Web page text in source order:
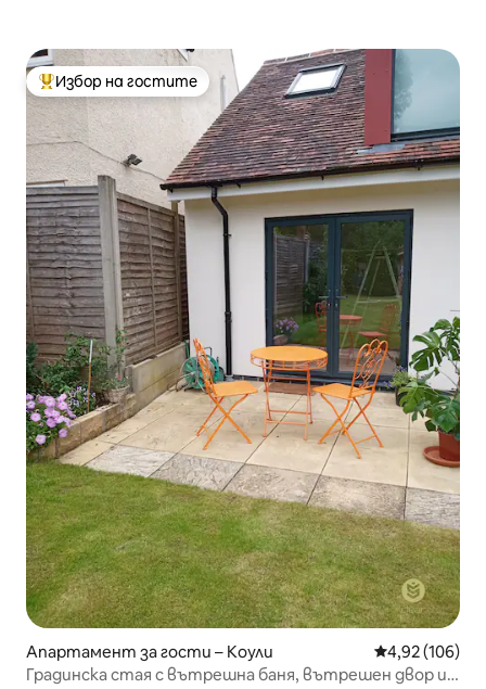
Най-популярен избор на гостите
Избор на гостите
Апартамент за гости – Коули Средна
4,92 (106)
Градинска стая с вътрешна баня, вътрешен двор и